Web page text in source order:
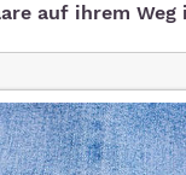
auf ihrem